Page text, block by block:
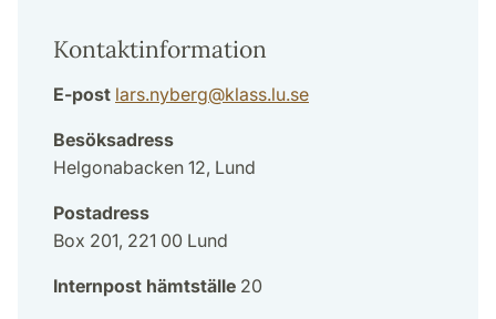
Kontaktinformation
E-post lars.nyberg@klass.lu.se
Besöksadress
Helgonabacken 12, Lund
Postadress
Box 201, 221 00 Lund
Internpost hämtställe 20